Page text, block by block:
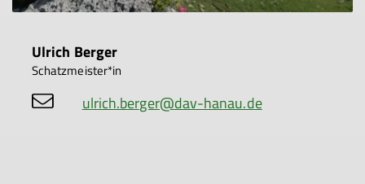
Ulrich Berger
Schatzmeister*in
ulrich.berger@dav-hanau.de